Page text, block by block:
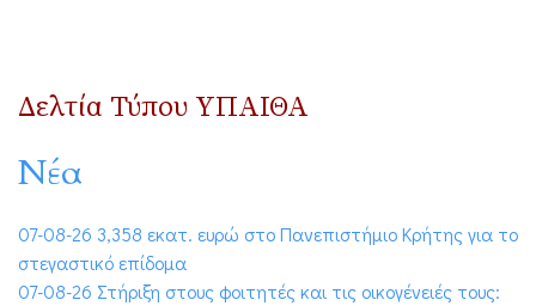
Δελτία Τύπου ΥΠΑΙΘΑ
Νέα
07-08-26 3,358 εκατ. ευρώ στο Πανεπιστήμιο Κρήτης για το
στεγαστικό επίδομα
07-08-26 Στήριξη στους φοιτητές και τις οικογένειές τους: